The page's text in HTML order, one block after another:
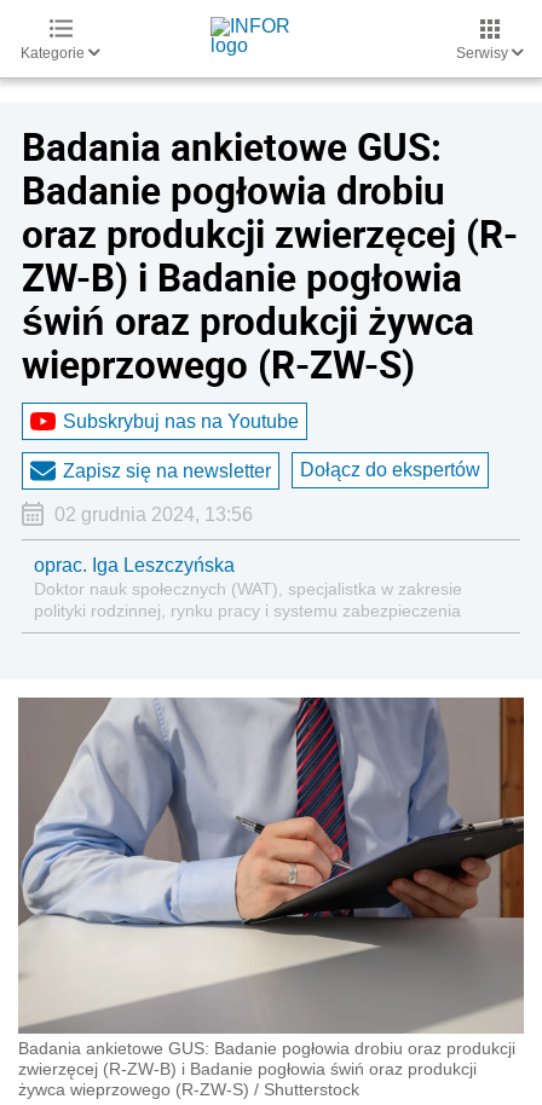
Kategorie Serwisy
Badania ankietowe GUS:
Badanie pogłowia drobiu
oraz produkcji zwierzęcej (R-
ZW-B) i Badanie pogłowia
świń oraz produkcji żywca
wieprzowego (R-ZW-S)
Subskrybuj nas na Youtube
Zapisz się na newsletter Dołącz do ekspertów
02 grudnia 2024, 13:56
oprac. Iga Leszczyńska
Doktor nauk społecznych (WAT), specjalistka w zakresie
polityki rodzinnej, rynku pracy i systemu zabezpieczenia
społecznego.
Badania ankietowe GUS: Badanie pogłowia drobiu oraz produkcji
zwierzęcej (R-ZW-B) i Badanie pogłowia świń oraz produkcji
żywca wieprzowego (R-ZW-S) / Shutterstock